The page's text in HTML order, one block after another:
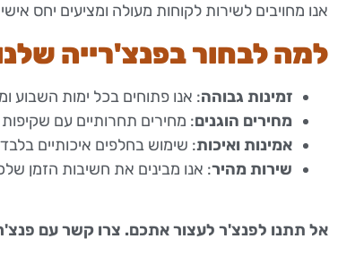
אנו מחויבים לשירות לקוחות מעולה ומציעים יחס
למה לבחור בפנצ'רייה
זמינות גבוהה: אנו פתוחים בכל ימות השבוע
מחירים הוגנים: מחירים תחרותיים עם
אמינות ואיכות: שימוש בחלפים איכותיים
שירות מהיר: אנו מבינים את חשיבות הזמן
אל תתנו לפנצ'ר לעצור אתכם. צרו קשר עם